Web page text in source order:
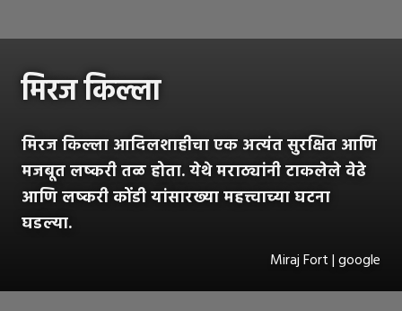
मिरज किल्ला
मिरज किल्ला आदिलशाहीचा एक अत्यंत सुरक्षित आणि
मजबूत लष्करी तळ होता. येथे मराठ्यांनी टाकलेले वेढे
आणि लष्करी कोंडी यांसारख्या महत्त्वाच्या घटना
घडल्या.
Miraj Fort | google